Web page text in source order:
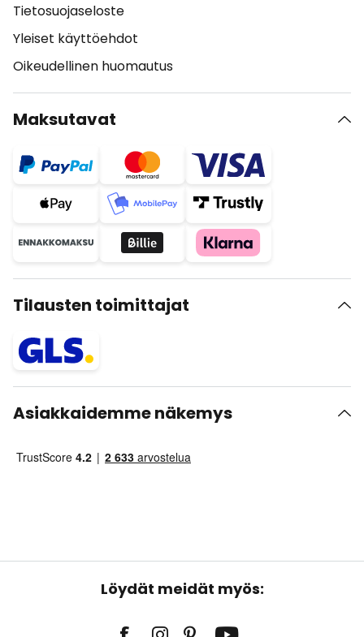
Tietosuojaseloste
Yleiset käyttöehdot
Oikeudellinen huomautus
Maksutavat
Tilausten toimittajat
Asiakkaidemme näkemys
Löydät meidät myös: